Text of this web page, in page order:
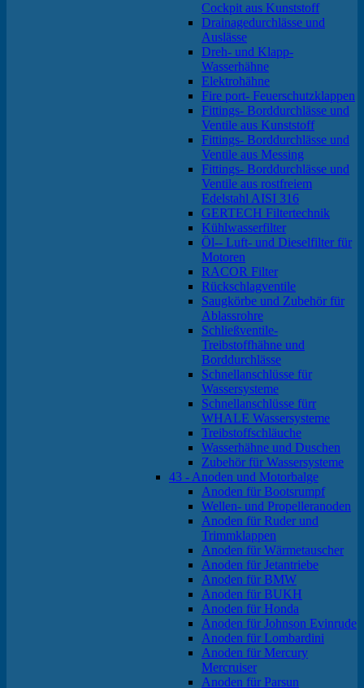
Cockpit aus Kunststoff
Drainagedurchlässe und
Auslässe
Dreh- und Klapp-
Wasserhähne
Elektrohähne
Fire port- Feuerschutzklappen
Fittings- Borddurchlässe und
Ventile aus Kunststoff
Fittings- Borddurchlässe und
Ventile aus Messing
Fittings- Borddurchlässe und
Ventile aus rostfreiem
Edelstahl AISI 316
GERTECH Filtertechnik
Kühlwasserfilter
Öl-- Luft- und Dieselfilter für
Motoren
RACOR Filter
Rückschlagventile
Saugkörbe und Zubehör für
Ablassrohre
Schließventile-
Treibstoffhähne und
Borddurchlässe
Schnellanschlüsse für
Wassersysteme
Schnellanschlüsse fürr
WHALE Wassersysteme
Treibstoffschläuche
Wasserhähne und Duschen
Zubehör für Wassersysteme
43 - Anoden und Motorbalge
Anoden für Bootsrumpf
Wellen- und Propelleranoden
Anoden für Ruder und
Trimmklappen
Anoden für Wärmetauscher
Anoden für Jetantriebe
Anoden für BMW
Anoden für BUKH
Anoden für Honda
Anoden für Johnson Evinrude
Anoden für Lombardini
Anoden für Mercury
Mercruiser
Anoden für Parsun